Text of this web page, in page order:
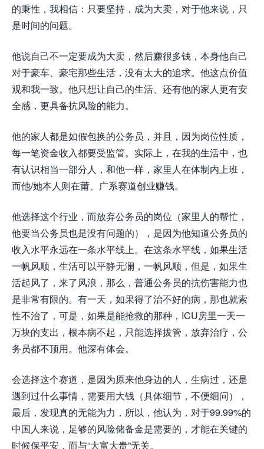
的秉性，我相信：只要坚持，成为大卖，对于他来说，只
是时间的问题。
他说自己不一定要成为大卖，然后赚很多钱，本身他自己
对于豪车、豪宅那些生活，没有太大的追求。他这点价值
观和我一致。他只想让自己的生活、还有他的家人更有安
全感，更具备抗风险的能力。
他的家人都是如假包换的公务员，并且，因为岗位性质，
每一笔资金收入都要受监管。实际上，在我的生活中，也
有认识相当一部分人，和他一样，家里人在体制内上班，
而他/她本人则在莆、广系赛道创业赚钱。
他选择这个行业，而放弃公务员的岗位（家里人的帮忙，
他要当公务员也是没有问题的），是因为他知道公务员的
收入水平永远在一条水平线上。在这条水平线，如果生活
一帆风顺，生活可以平静无澜，一帆风顺，但是，如果生
活起风了，来了风浪，那么，普通公务员的抗伤害能力也
是非常有限的。有一天，如果得了治不好的病，那也就索
性不治了，可是，如果是能抢救的那种，ICU房里一天一
万块的支出，根本病不起，只能选择拔管，放弃治疗，公
务员都不顶用。他深有体会。
会选择这个赛道，是因为原来他身边的人，生病过，还是
遇到过什么事情，需要用大钱（具体细节，不便细问），
最后，发现真的无能为力，所以，他认为，对于99.99%的
中国人来说，足够的风险储备金是需要的，才能在关键的
时候保平安，而与“大富大贵”无关。